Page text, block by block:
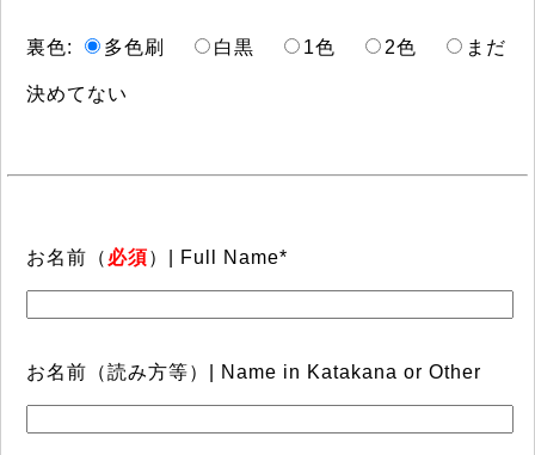
裏色: 多色刷 白黒 1色 2色 まだ
決めてない
お名前（ 必須）| Full Name*
お名前（読み方等）| Name in Katakana or Other